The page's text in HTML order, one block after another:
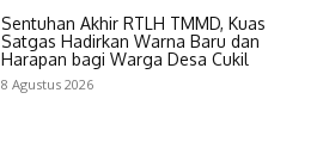
Sentuhan Akhir RTLH TMMD, Kuas
Satgas Hadirkan Warna Baru dan
Harapan bagi Warga Desa Cukil
8 Agustus 2026